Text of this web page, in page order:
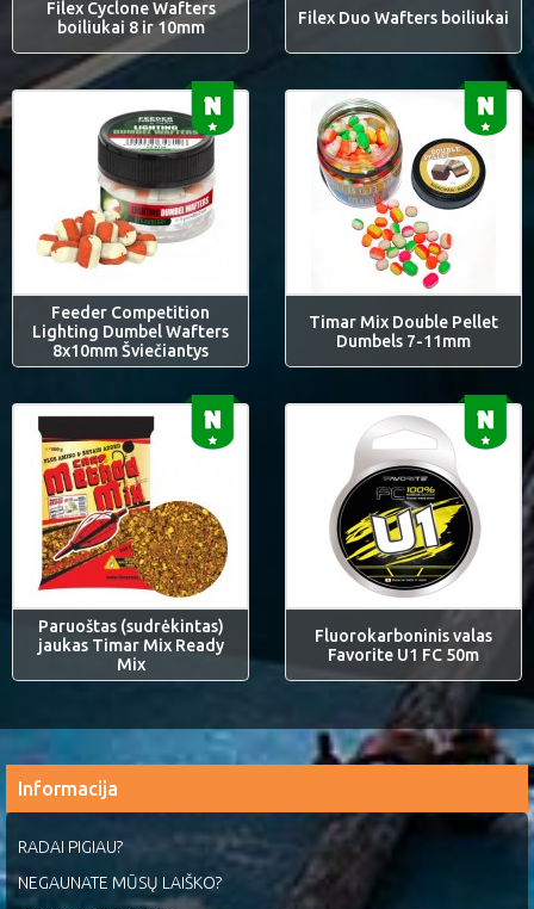
Filex Cyclone Wafters
boiliukai 8 ir 10mm
Filex Duo Wafters boiliukai
Feeder Competition
Lighting Dumbel Wafters
8x10mm Šviečiantys
Timar Mix Double Pellet
Dumbels 7-11mm
Paruoštas (sudrėkintas)
jaukas Timar Mix Ready
Mix
Fluorokarboninis valas
Favorite U1 FC 50m
Informacija
RADAI PIGIAU?
NEGAUNATE MŪSŲ LAIŠKO?